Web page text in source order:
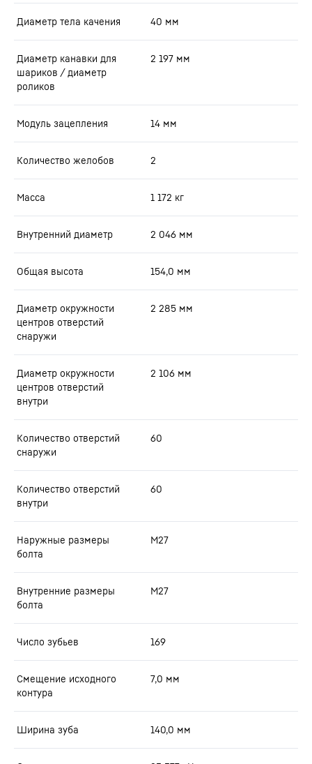
Диаметр тела качения 40 мм
Диаметр канавки для
шариков / диаметр
роликов
2 197 мм
Модуль зацепления 14 мм
Количество желобов 2
Масса 1 172 кг
Внутренний диаметр 2 046 мм
Общая высота 154,0 мм
Диаметр окружности
центров отверстий
снаружи
2 285 мм
Диаметр окружности
центров отверстий
внутри
2 106 мм
Количество отверстий
снаружи
60
Количество отверстий
внутри
60
Наружные размеры
болта
M27
Внутренние размеры
болта
M27
Число зубьев 169
Смещение исходного
контура
7,0 мм
Ширина зуба 140,0 мм